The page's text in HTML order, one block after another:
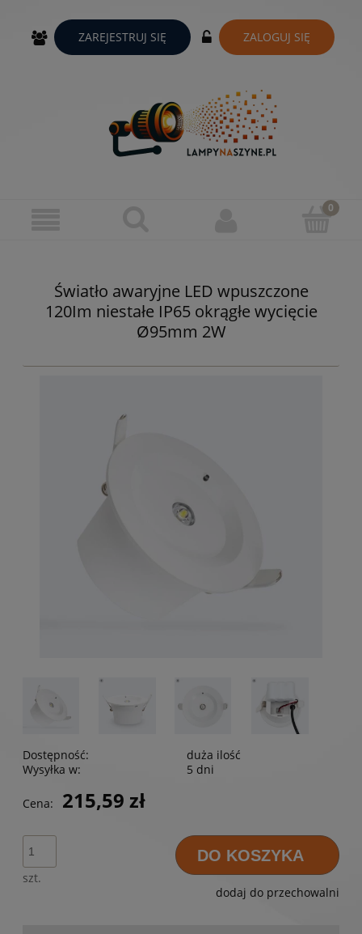
ZAREJESTRUJ SIĘ ZALOGUJ SIĘ
Światło awaryjne LED wpuszczone
120Im niestałe IP65 okrągłe wycięcie
Ø95mm 2W
Dostępność:
duża ilość
Wysyłka w:
5 dni
Cena: 215,59 zł
szt.
DO KOSZYKA
dodaj do przechowalni